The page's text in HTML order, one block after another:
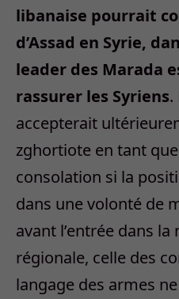
libanaise pourrait
d’Assad en Syrie,
leader des Marada
rassurer les Syriens.
accepterait
zghortiote en tant
consolation si la
dans une volonté de
avant l’entrée dans
régionale, celle des
langage des armes